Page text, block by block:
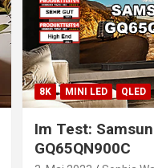
8K MINI LED QLED
Im Test:
GQ65QN900C